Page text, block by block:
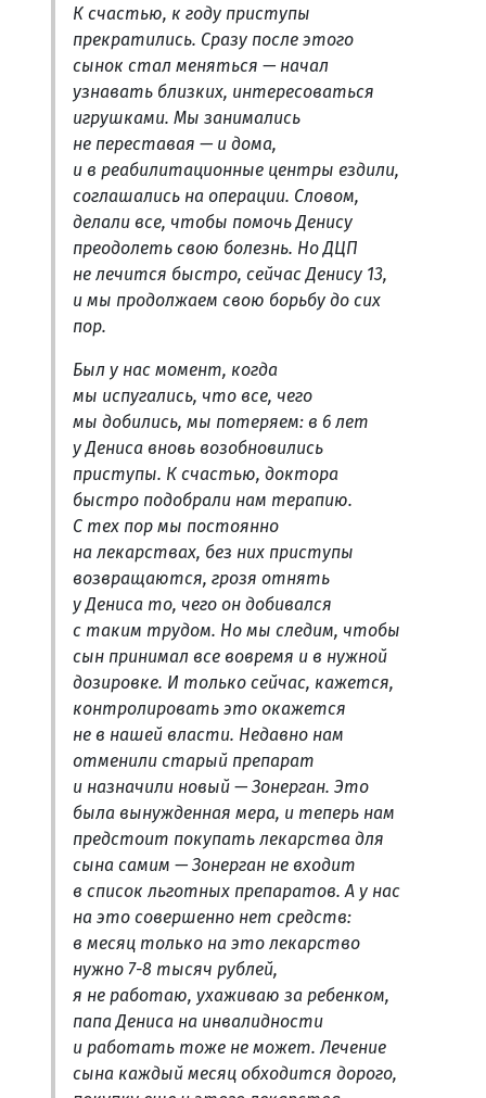
К счастью, к году приступы
прекратились. Сразу после этого
сынок стал меняться — начал
узнавать близких, интересоваться
игрушками. Мы занимались
не переставая — и дома,
и в реабилитационные центры ездили,
соглашались на операции. Словом,
делали все, чтобы помочь Денису
преодолеть свою болезнь. Но ДЦП
не лечится быстро, сейчас Денису 13,
и мы продолжаем свою борьбу до сих
пор.
Был у нас момент, когда
мы испугались, что все, чего
мы добились, мы потеряем: в 6 лет
у Дениса вновь возобновились
приступы. К счастью, доктора
быстро подобрали нам терапию.
С тех пор мы постоянно
на лекарствах, без них приступы
возвращаются, грозя отнять
у Дениса то, чего он добивался
с таким трудом. Но мы следим, чтобы
сын принимал все вовремя и в нужной
дозировке. И только сейчас, кажется,
контролировать это окажется
не в нашей власти. Недавно нам
отменили старый препарат
и назначили новый — Зонерган. Это
была вынужденная мера, и теперь нам
предстоит покупать лекарства для
сына самим — Зонерган не входит
в список льготных препаратов. А у нас
на это совершенно нет средств:
в месяц только на это лекарство
нужно 7-8 тысяч рублей,
я не работаю, ухаживаю за ребенком,
папа Дениса на инвалидности
и работать тоже не может. Лечение
сына каждый месяц обходится дорого,